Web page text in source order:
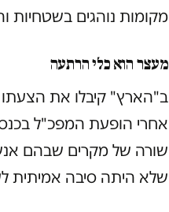
מקומות נוהגים בשטחיות
מעצר הוא כלי הרתעה
ב"הארץ" קיבלו את
אחרי הופעת המפכ"ל
שורה של מקרים שבהם
שלא היתה סיבה אמיתית